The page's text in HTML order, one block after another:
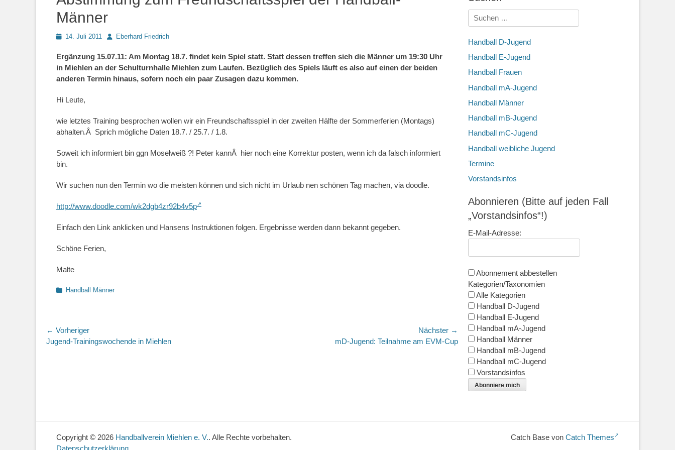
Männer
Posted14. Juli 2011 AutorEberhard Friedrich
Ergänzung 15.07.11: Am Montag 18.7. findet kein Spiel statt. Statt dessen treffen sich die Männer um 19:30 Uhr
in Miehlen an der Schulturnhalle Miehlen zum Laufen. Bezüglich des Spiels läuft es also auf einen der beiden
anderen Termin hinaus, sofern noch ein paar Zusagen dazu kommen.
Hi Leute,
wie letztes Training besprochen wollen wir ein Freundschaftsspiel in der zweiten Hälfte der Sommerferien (Montags)
abhalten.Â Sprich mögliche Daten 18.7. / 25.7. / 1.8.
Soweit ich informiert bin ggn Moselweiß ?! Peter kannÂ hier noch eine Korrektur posten, wenn ich da falsch informiert
bin.
Wir suchen nun den Termin wo die meisten können und sich nicht im Urlaub nen schönen Tag machen, via doodle.
http://www.doodle.com/wk2dgb4zr92b4v5p
Einfach den Link anklicken und Hansens Instruktionen folgen. Ergebnisse werden dann bekannt gegeben.
Schöne Ferien,
Malte
Kategorien
Handball Männer
Beitragsnavigation
← Vorheriger
Vorheriger
Jugend-Trainingswochende in Miehlen
Nächster →
mD-Jugend: Teilnahme am EVM-Cup
Suchen
nach:
Handball D-Jugend
Handball E-Jugend
Handball Frauen
Handball mA-Jugend
Handball Männer
Handball mB-Jugend
Handball mC-Jugend
Handball weibliche Jugend
Termine
Vorstandsinfos
Abonnieren (Bitte auf jeden Fall
„Vorstandsinfos“!)
E-Mail-Adresse:
Abonnement abbestellen
Kategorien/Taxonomien
Alle Kategorien
Handball D-Jugend
Handball E-Jugend
Handball mA-Jugend
Handball Männer
Handball mB-Jugend
Handball mC-Jugend
Vorstandsinfos
Abonniere mich
Copyright © 2026 Handballverein Miehlen e. V.. Alle Rechte vorbehalten.
Datenschutzerklärung
Catch Base von Catch Themes